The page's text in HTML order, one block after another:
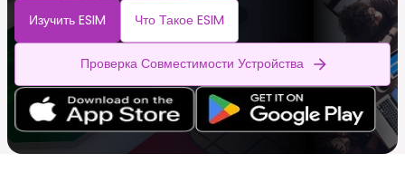
Изучить ESIM Что Такое ESIM
Проверка Совместимости Устройства